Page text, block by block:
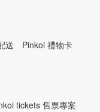
送
Pinkoi 禮物卡
tickets 售票專案